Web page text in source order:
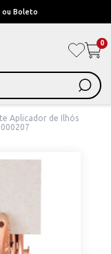
ou Boleto
0
Aplicador de Ilhós